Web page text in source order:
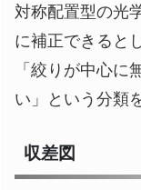
対称配置型の光
に補正できると
「絞りが中心に
い」という分類
収差図